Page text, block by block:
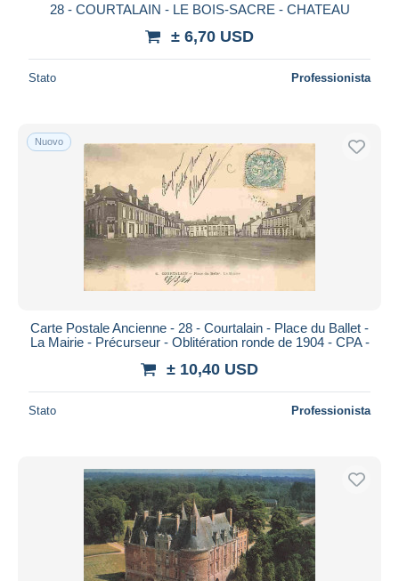
28 - COURTALAIN - LE BOIS-SACRE - CHATEAU
± 6,70 USD
Stato Professionista
Nuovo
Carte Postale Ancienne - 28 - Courtalain - Place du Ballet -
La Mairie - Précurseur - Oblitération ronde de 1904 - CPA -
± 10,40 USD
Stato Professionista